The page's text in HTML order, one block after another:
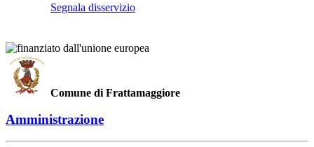
Segnala disservizio
Comune di Frattamaggiore
Amministrazione